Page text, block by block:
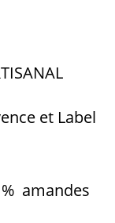
et Label
amandes